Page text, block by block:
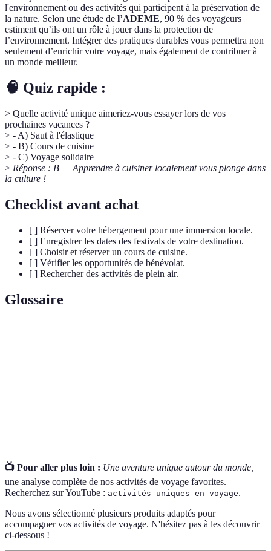
l'environnement ou des activités qui participent à la préservation de
la nature. Selon une étude de l’ADEME, 90 % des voyageurs
estiment qu’ils ont un rôle à jouer dans la protection de
l’environnement. Intégrer des pratiques durables vous permettra non
seulement d’enrichir votre voyage, mais également de contribuer à
un monde meilleur.
🧠 Quiz rapide :
> Quelle activité unique aimeriez-vous essayer lors de vos
prochaines vacances ?
> - A) Saut à l'élastique
> - B) Cours de cuisine
> - C) Voyage solidaire
> Réponse : B — Apprendre à cuisiner localement vous plonge dans
la culture !
Checklist avant achat
[ ] Réserver votre hébergement pour une immersion locale.
[ ] Enregistrer les dates des festivals de votre destination.
[ ] Choisir et réserver un cours de cuisine.
[ ] Vérifier les opportunités de bénévolat.
[ ] Rechercher des activités de plein air.
Glossaire
📺 Pour aller plus loin : Une aventure unique autour du monde,
une analyse complète de nos activités de voyage favorites.
Recherchez sur YouTube : activités uniques en voyage.
Nous avons sélectionné plusieurs produits adaptés pour
accompagner vos activités de voyage. N'hésitez pas à les découvrir
ci-dessous !